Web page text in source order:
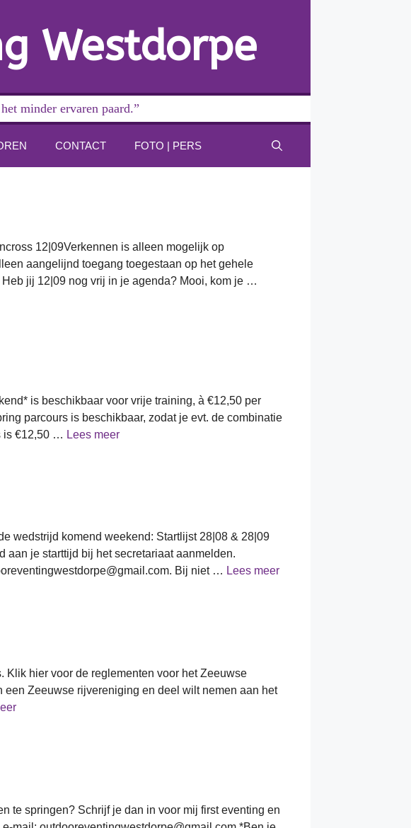
Westdorpe
minder ervaren paard.”
CONTACT FOTO | PERS
12|09Verkennen is alleen mogelijk op
aangelijnd toegang toegestaan op het gehele
jij 12|09 nog vrij in je agenda? Mooi, kom je …
is beschikbaar voor vrije training, à €12,50 per
parcours is beschikbaar, zodat je evt. de combinatie
is €12,50 … Lees meer
wedstrijd komend weekend: Startlijst 28|08 & 28|09
aan je starttijd bij het secretariaat aanmelden.
Bij niet … Lees meer
hier voor de reglementen voor het Zeeuwse
Zeeuwse rijvereniging en deel wilt nemen aan het
te springen? Schrijf je dan in voor mij first eventing en